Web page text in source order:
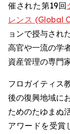
催された第19回
レンス (Global
ョンで授与され
高官や一流の学
資産管理の専門
フロガイティス
後の復興地域に
ためのたゆまぬ
アワードを受賞